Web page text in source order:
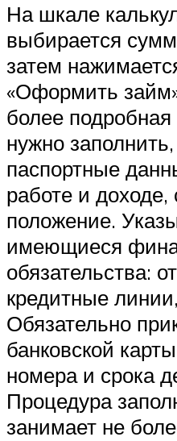
На шкале
выбирается
затем
«Оформить
более подробная
нужно
паспортные
работе и
положение.
имеющиеся
обязательства:
кредитные
Обязательно
банковской
номера и срока
Процедура
занимает не